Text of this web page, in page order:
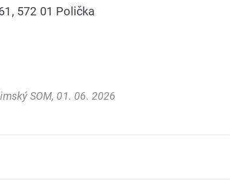
572 01 Polička
SOM, 01. 06. 2026